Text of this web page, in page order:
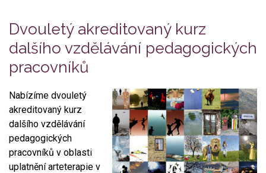
Dvouletý akreditovaný kurz
dalšího vzdělávání pedagogických
pracovníků
Nabízíme dvouletý
akreditovaný kurz
dalšího vzdělávání
pedagogických
pracovníků v oblasti
uplatnění arteterapie v